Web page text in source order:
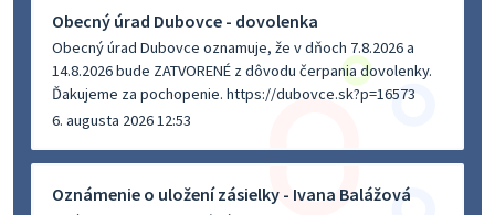
Obecný úrad Dubovce - dovolenka
Obecný úrad Dubovce oznamuje, že v dňoch 7.8.2026 a
14.8.2026 bude ZATVORENÉ z dôvodu čerpania dovolenky.
Ďakujeme za pochopenie. https://dubovce.sk?p=16573
6. augusta 2026 12:53
Oznámenie o uložení zásielky - Ivana Balážová